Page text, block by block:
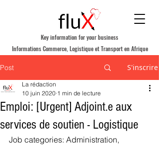
Informations Commerce, Logistique et Transport en Afrique
Key information for your business
Post S'inscrire
Emploi: [Urgent] Adjoint.e aux
services de soutien - Logistique
La rédaction
10 juin 2020 1 min de lecture
Job categories: Administration,